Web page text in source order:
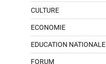
CULTURE
ECONOMIE
EDUCATION NATIONALE
FORUM